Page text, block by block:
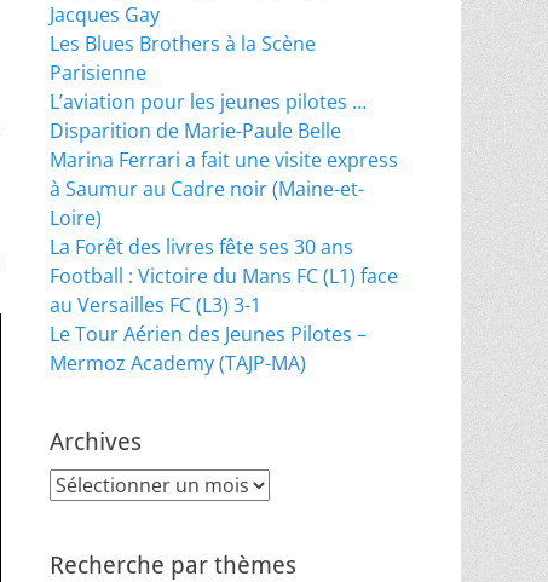
Jacques Gay
Les Blues Brothers à la Scène
Parisienne
L’aviation pour les jeunes pilotes …
Disparition de Marie-Paule Belle
Marina Ferrari a fait une visite express
à Saumur au Cadre noir (Maine-et-
Loire)
La Forêt des livres fête ses 30 ans
Football : Victoire du Mans FC (L1) face
au Versailles FC (L3) 3-1
Le Tour Aérien des Jeunes Pilotes –
Mermoz Academy (TAJP-MA)
Archives
Archives
Recherche par thèmes